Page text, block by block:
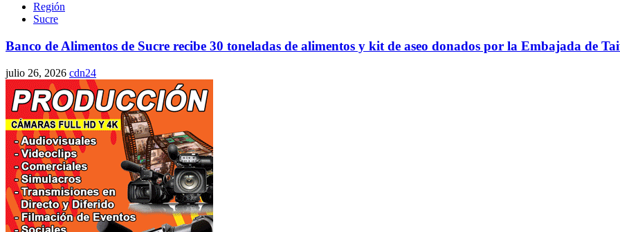
Región
Sucre
Banco de Alimentos de Sucre recibe 30 toneladas de alimentos y kit de aseo donados por la Embajada de
julio 26, 2026 cdn24